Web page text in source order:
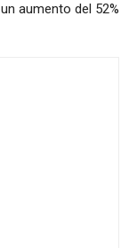
un aumento del 52%